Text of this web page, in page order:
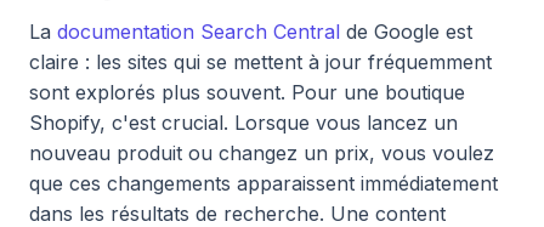
La documentation Search Central de Google est
claire : les sites qui se mettent à jour fréquemment
sont explorés plus souvent. Pour une boutique
Shopify, c'est crucial. Lorsque vous lancez un
nouveau produit ou changez un prix, vous voulez
que ces changements apparaissent immédiatement
dans les résultats de recherche. Une content